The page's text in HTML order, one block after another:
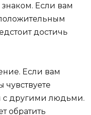
Если вам
достичь
Если вам
чувствуете
с другими людьми.
обратить